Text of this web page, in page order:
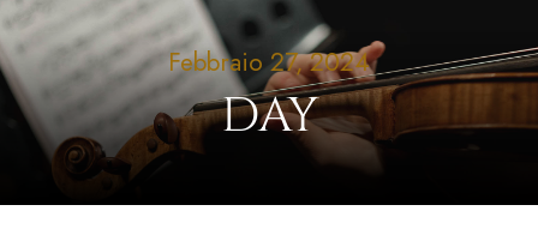
Febbraio 27, 2024
DAY